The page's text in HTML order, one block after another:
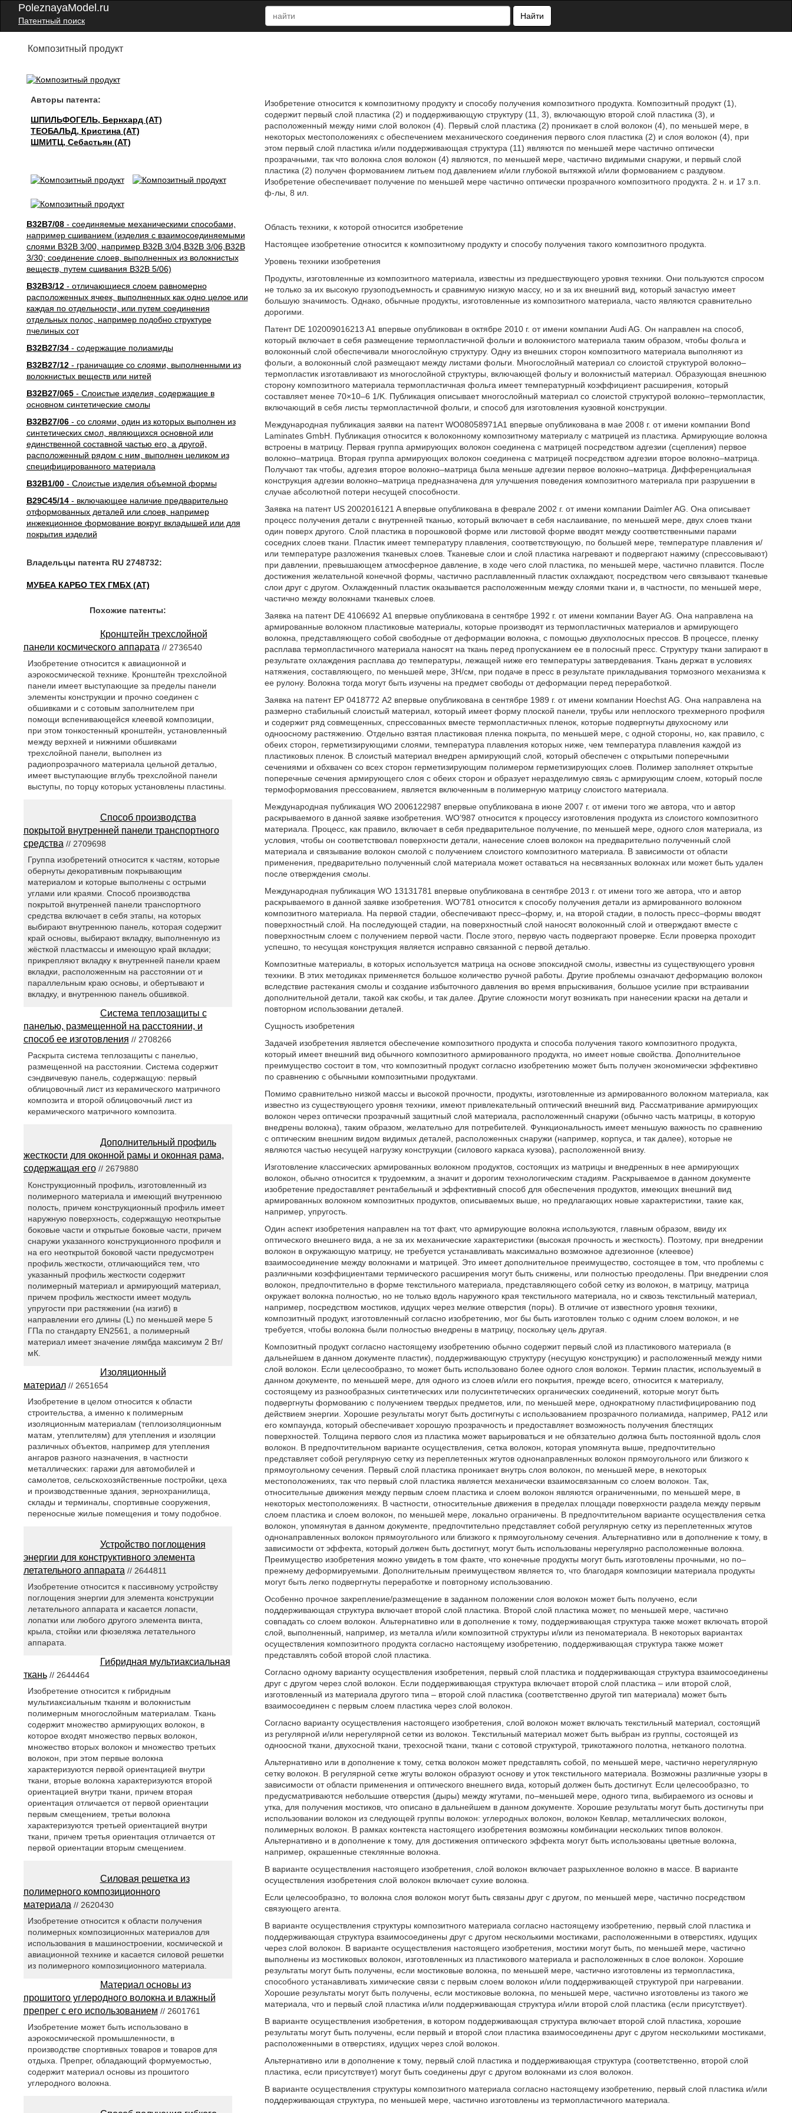
PoleznayaModel.ru
Патентный поиск
Найти
Композитный продукт
Авторы патента:
ШПИЛЬФОГЕЛЬ, Бернхард (AT)
ТЕОБАЛЬД, Кристина (AT)
ШМИТЦ, Себастьян (AT)
B32B7/08- соединяемые механическими способами,
например сшиванием (изделия с взаимосоединяемыми
слоями B32B 3/00, например B32B 3/04,B32B 3/06,B32B
3/30; соединение слоев, выполненных из волокнистых
веществ, путем сшивания B32B 5/06)
B32B3/12- отличающиеся слоем равномерно
расположенных ячеек, выполненных как одно целое или
каждая по отдельности, или путем соединения
отдельных полос, например подобно структуре
пчелиных сот
B32B27/34- содержащие полиамиды
B32B27/12- граничащие со слоями, выполненными из
волокнистых веществ или нитей
B32B27/065- Слоистые изделия, содержащие в
основном синтетические смолы
B32B27/06- со слоями, один из которых выполнен из
синтетических смол, являющихся основной или
единственной составной частью его, а другой,
расположенный рядом с ним, выполнен целиком из
специфицированного материала
B32B1/00- Слоистые изделия объемной формы
B29C45/14- включающее наличие предварительно
отформованных деталей или слоев, например
инжекционное формование вокруг вкладышей или для
покрытия изделий
Владельцы патента RU 2748732:
МУБЕА КАРБО ТЕХ ГМБХ (AT)
Изобретение относится к композитному продукту и способу получения композитного продукта. Композитный продукт (1),
содержит первый слой пластика (2) и поддерживающую структуру (11, 3), включающую второй слой пластика (3), и
расположенный между ними слой волокон (4). Первый слой пластика (2) проникает в слой волокон (4), по меньшей мере, в
некоторых местоположениях с обеспечением механического соединения первого слоя пластика (2) и слоя волокон (4), при
этом первый слой пластика и/или поддерживающая структура (11) являются по меньшей мере частично оптически
прозрачными, так что волокна слоя волокон (4) являются, по меньшей мере, частично видимыми снаружи, и первый слой
пластика (2) получен формованием литьем под давлением и/или глубокой вытяжкой и/или формованием с раздувом.
Изобретение обеспечивает получение по меньшей мере частично оптически прозрачного композитного продукта. 2 н. и 17 з.п.
ф-лы, 8 ил.
Область техники, к которой относится изобретение
Настоящее изобретение относится к композитному продукту и способу получения такого композитного продукта.
Уровень техники изобретения
Продукты, изготовленные из композитного материала, известны из предшествующего уровня техники. Они пользуются спросом
не только за их высокую грузоподъемность и сравнимую низкую массу, но и за их внешний вид, который зачастую имеет
большую значимость. Однако, обычные продукты, изготовленные из композитного материала, часто являются сравнительно
дорогими.
Патент DE 102009016213 A1 впервые опубликован в октябре 2010 г. от имени компании Audi AG. Он направлен на способ,
который включает в себя размещение термопластичной фольги и волокнистого материала таким образом, чтобы фольга и
волоконный слой обеспечивали многослойную структуру. Одну из внешних сторон композитного материала выполняют из
фольги, а волоконный слой размещают между листами фольги. Многослойный материал со слоистой структурой волокно–
термопластик изготавливают из многослойной структуры, включающей фольгу и волокнистый материал. Образующая внешнюю
сторону композитного материала термопластичная фольга имеет температурный коэффициент расширения, который
составляет менее 70×10–6 1/K. Публикация описывает многослойный материал со слоистой структурой волокно–термопластик,
включающий в себя листы термопластичной фольги, и способ для изготовления кузовной конструкции.
Международная публикация заявки на патент WO08058971A1 впервые опубликована в мае 2008 г. от имени компании Bond
Laminates GmbH. Публикация относится к волоконному композитному материалу с матрицей из пластика. Армирующие волокна
встроены в матрицу. Первая группа армирующих волокон соединена с матрицей посредством адгезии (сцепления) первое
волокно–матрица. Вторая группа армирующих волокон соединена с матрицей посредством адгезии второе волокно–матрица.
Получают так чтобы, адгезия второе волокно–матрица была меньше адгезии первое волокно–матрица. Дифференциальная
конструкция адгезии волокно–матрица предназначена для улучшения поведения композитного материала при разрушении в
случае абсолютной потери несущей способности.
Заявка на патент US 2002016121 A впервые опубликована в феврале 2002 г. от имени компании Daimler AG. Она описывает
процесс получения детали с внутренней тканью, который включает в себя наслаивание, по меньшей мере, двух слоев ткани
один поверх другого. Слой пластика в порошковой форме или листовой форме вводят между соответственными парами
соседних слоев ткани. Пластик имеет температуру плавления, соответствующую, по большей мере, температуре плавления и/
или температуре разложения тканевых слоев. Тканевые слои и слой пластика нагревают и подвергают нажиму (спрессовывают)
при давлении, превышающем атмосферное давление, в ходе чего слой пластика, по меньшей мере, частично плавится. После
достижения желательной конечной формы, частично расплавленный пластик охлаждают, посредством чего связывают тканевые
слои друг с другом. Охлажденный пластик оказывается расположенным между слоями ткани и, в частности, по меньшей мере,
частично между волокнами тканевых слоев.
Заявка на патент DE 4106692 А1 впервые опубликована в сентябре 1992 г. от имени компании Bayer AG. Она направлена на
армированные волокном пластиковые материалы, которые производят из термопластичных материалов и армирующего
волокна, представляющего собой свободные от деформации волокна, с помощью двухполосных прессов. В процессе, пленку
расплава термопластичного материала наносят на ткань перед пропусканием ее в полосный пресс. Структуру ткани запирают в
результате охлаждения расплава до температуры, лежащей ниже его температуры затвердевания. Ткань держат в условиях
натяжения, составляющего, по меньшей мере, 3Н/см, при подаче в пресс в результате прикладывания тормозного механизма к
ее рулону. Волокна тогда могут быть изучены на предмет свободы от деформации перед переработкой.
Заявка на патент EP 0418772 А2 впервые опубликована в сентябре 1989 г. от имени компании Hoechst AG. Она направлена на
размерно стабильный слоистый материал, который имеет форму плоской панели, трубы или неплоского трехмерного профиля
и содержит ряд совмещенных, спрессованных вместе термопластичных пленок, которые подвергнуты двухосному или
одноосному растяжению. Отдельно взятая пластиковая пленка покрыта, по меньшей мере, с одной стороны, но, как правило, с
обеих сторон, герметизирующими слоями, температура плавления которых ниже, чем температура плавления каждой из
пластиковых пленок. В слоистый материал внедрен армирующий слой, который обеспечен c открытыми поперечными
сечениями и обхвачен со всех сторон герметизирующим полимером герметизирующих слоев. Полимер заполняет открытые
поперечные сечения армирующего слоя с обеих сторон и образует неразделимую связь с армирующим слоем, который после
термоформования прессованием, является включенным в полимерную матрицу слоистого материала.
Международная публикация WO 2006122987 впервые опубликована в июне 2007 г. от имени того же автора, что и автор
раскрываемого в данной заявке изобретения. WO’987 относится к процессу изготовления продукта из слоистого композитного
материала. Процесс, как правило, включает в себя предварительное получение, по меньшей мере, одного слоя материала, из
условия, чтобы он соответствовал поверхности детали, нанесение слоев волокон на предварительно полученный слой
материала и связывание волокон смолой с получением слоистого композитного материала. В зависимости от области
применения, предварительно полученный слой материала может оставаться на несвязанных волокнах или может быть удален
после отверждения смолы.
Международная публикация WO 13131781 впервые опубликована в сентябре 2013 г. от имени того же автора, что и автор
раскрываемого в данной заявке изобретения. WO’781 относится к способу получения детали из армированного волокном
композитного материала. На первой стадии, обеспечивают пресс–форму, и, на второй стадии, в полость пресс–формы вводят
поверхностный слой. На последующей стадии, на поверхностный слой наносят волоконный слой и отверждают вместе с
поверхностным слоем с получением первой части. После этого, первую часть подвергают проверке. Если проверка проходит
успешно, то несущая конструкция является исправно связанной с первой деталью.
Композитные материалы, в которых используется матрица на основе эпоксидной смолы, известны из существующего уровня
техники. В этих методиках применяется большое количество ручной работы. Другие проблемы означают деформацию волокон
вследствие растекания смолы и создание избыточного давления во время впрыскивания, большое усилие при встраивании
дополнительной детали, такой как скобы, и так далее. Другие сложности могут возникать при нанесении краски на детали и
повторном использовании деталей.
Сущность изобретения
Задачей изобретения является обеспечение композитного продукта и способа получения такого композитного продукта,
который имеет внешний вид обычного композитного армированного продукта, но имеет новые свойства. Дополнительное
преимущество состоит в том, что композитный продукт согласно изобретению может быть получен экономически эффективно
по сравнению с обычными композитными продуктами.
Помимо сравнительно низкой массы и высокой прочности, продукты, изготовленные из армированного волокном материала, как
известно из существующего уровня техники, имеют привлекательный оптический внешний вид. Рассматривание армирующих
волокон через оптически прозрачный защитный слой материала, расположенный снаружи (обычно часть матрицы, в которую
внедрены волокна), таким образом, желательно для потребителей. Функциональность имеет меньшую важность по сравнению
с оптическим внешним видом видимых деталей, расположенных снаружи (например, корпуса, и так далее), которые не
являются частью несущей нагрузку конструкции (силового каркаса кузова), расположенной внизу.
Изготовление классических армированных волокном продуктов, состоящих из матрицы и внедренных в нее армирующих
волокон, обычно относится к трудоемким, а значит и дорогим технологическим стадиям. Раскрываемое в данном документе
изобретение предоставляет рентабельный и эффективный способ для обеспечения продуктов, имеющих внешний вид
армированных волокном композитных продуктов, описываемых выше, но предлагающих новые характеристики, такие как,
например, упругость.
Один аспект изобретения направлен на тот факт, что армирующие волокна используются, главным образом, ввиду их
оптического внешнего вида, а не за их механические характеристики (высокая прочность и жесткость). Поэтому, при внедрении
волокон в окружающую матрицу, не требуется устанавливать максимально возможное адгезионное (клеевое)
взаимосоединение между волокнами и матрицей. Это имеет дополнительное преимущество, состоящее в том, что проблемы с
различными коэффициентами термического расширения могут быть снижены, или полностью преодолены. При внедрении слоя
волокон, предпочтительно в форме текстильного материала, представляющего собой сетку из волокон, в матрицу, матрица
окружает волокна полностью, но не только вдоль наружного края текстильного материала, но и сквозь текстильный материал,
например, посредством мостиков, идущих через мелкие отверстия (поры). В отличие от известного уровня техники,
композитный продукт, изготовленный согласно изобретению, мог бы быть изготовлен только с одним слоем волокон, и не
требуется, чтобы волокна были полностью внедрены в матрицу, поскольку цель другая.
Композитный продукт согласно настоящему изобретению обычно содержит первый слой из пластикового материала (в
дальнейшем в данном документе пластик), поддерживающую структуру (несущую конструкцию) и расположенный между ними
слой волокон. Если целесообразно, то может быть использовано более одного слоя волокон. Термин пластик, используемый в
данном документе, по меньшей мере, для одного из слоев и/или его покрытия, прежде всего, относится к материалу,
состоящему из разнообразных синтетических или полусинтетических органических соединений, которые могут быть
подвергнуты формованию с получением твердых предметов, или, по меньшей мере, однократному пластифицированию под
действием энергии. Хорошие результаты могут быть достигнуты с использованием прозрачного полиамида, например, PA12 или
его компаунда, который обеспечивает хорошую прозрачность и предоставляет возможность получения блестящих
поверхностей. Толщина первого слоя из пластика может варьироваться и не обязательно должна быть постоянной вдоль слоя
волокон. В предпочтительном варианте осуществления, сетка волокон, которая упомянута выше, предпочтительно
представляет собой регулярную сетку из переплетенных жгутов однонаправленных волокон прямоугольного или близкого к
прямоугольному сечения. Первый слой пластика проникает внутрь слоя волокон, по меньшей мере, в некоторых
местоположениях, так что первый слой пластика является механически взаимосвязанным со слоем волокон. Так,
относительные движения между первым слоем пластика и слоем волокон являются ограниченными, по меньшей мере, в
некоторых местоположениях. В частности, относительные движения в пределах площади поверхности раздела между первым
слоем пластика и слоем волокон, по меньшей мере, локально ограничены. В предпочтительном варианте осуществления сетка
волокон, упомянутая в данном документе, предпочтительно представляет собой регулярную сетку из переплетенных жгутов
однонаправленных волокон прямоугольного или близкого к прямоугольному сечения. Альтернативно или в дополнение к тому, в
зависимости от эффекта, который должен быть достигнут, могут быть использованы нерегулярно расположенные волокна.
Преимущество изобретения можно увидеть в том факте, что конечные продукты могут быть изготовлены прочными, но по–
прежнему деформируемыми. Дополнительным преимуществом является то, что благодаря композиции материала продукты
могут быть легко подвергнуты переработке и повторному использованию.
Особенно прочное закрепление/размещение в заданном положении слоя волокон может быть получено, если
поддерживающая структура включает второй слой пластика. Второй слой пластика может, по меньшей мере, частично
совпадать со слоем волокон. Альтернативно или в дополнение к тому, поддерживающая структура также может включать второй
слой, выполненный, например, из металла и/или композитной структуры и/или из пеноматериала. В некоторых вариантах
осуществления композитного продукта согласно настоящему изобретению, поддерживающая структура также может
представлять собой второй слой пластика.
Согласно одному варианту осуществления изобретения, первый слой пластика и поддерживающая структура взаимосоединены
друг с другом через слой волокон. Если поддерживающая структура включает второй слой пластика – или второй слой,
изготовленный из материала другого типа – второй слой пластика (соответственно другой тип материала) может быть
взаимосоединен с первым слоем пластика через слой волокон.
Согласно варианту осуществления настоящего изобретения, слой волокон может включать текстильный материал, состоящий
из регулярной и/или нерегулярной сетки из волокон. Текстильный материал может быть выбран из группы, состоящей из
одноосной ткани, двухосной ткани, трехосной ткани, ткани с сотовой структурой, трикотажного полотна, нетканого полотна.
Альтернативно или в дополнение к тому, сетка волокон может представлять собой, по меньшей мере, частично нерегулярную
сетку волокон. В регулярной сетке жгуты волокон образуют основу и уток текстильного материала. Возможны различные узоры в
зависимости от области применения и оптического внешнего вида, который должен быть достигнут. Если целесообразно, то
предусматриваются небольшие отверстия (дыры) между жгутами, по–меньшей мере, одного типа, выбираемого из основы и
утка, для получения мостиков, что описано в дальнейшем в данном документе. Хорошие результаты могут быть достигнуты при
использовании волокон из следующей группы волокон: углеродных волокон, волокон Кевлар, металлических волокон,
полимерных волокон. В рамках контекста настоящего изобретения возможны комбинации нескольких типов волокон.
Альтернативно и в дополнение к тому, для достижения оптического эффекта могут быть использованы цветные волокна,
например, окрашенные стеклянные волокна.
В варианте осуществления настоящего изобретения, слой волокон включает разрыхленное волокно в массе. В варианте
осуществления изобретения слой волокон включает сухие волокна.
Если целесообразно, то волокна слоя волокон могут быть связаны друг с другом, по меньшей мере, частично посредством
связующего агента.
В варианте осуществления структуры композитного материала согласно настоящему изобретению, первый слой пластика и
поддерживающая структура взаимосоединены друг с другом несколькими мостиками, расположенными в отверстиях, идущих
через слой волокон. В варианте осуществления настоящего изобретения, мостики могут быть, по меньшей мере, частично
выполнены из мостиковых волокон, изготовленных из пластикового материала и расположенных в слое волокон. Хорошие
результаты могут быть получены, если мостиковые волокна, по меньшей мере, частично изготовлены из термопластика,
способного устанавливать химические связи с первым слоем волокон и/или поддерживающей структурой при нагревании.
Хорошие результаты могут быть получены, если мостиковые волокна, по меньшей мере, частично изготовлены из такого же
материала, что и первый слой пластика и/или поддерживающая структура и/или второй слой пластика (если присутствует).
В варианте осуществления изобретения, в котором поддерживающая структура включает второй слой пластика, хорошие
результаты могут быть получены, если первый и второй слои пластика взаимосоединены друг с другом несколькими мостиками,
расположенными в отверстиях, идущих через слой волокон.
Альтернативно или в дополнение к тому, первый слой пластика и поддерживающая структура (соответственно, второй слой
пластика, если присутствует) могут быть соединены друг с другом волокнами из слоя волокон.
В варианте осуществления структуры композитного материала согласно настоящему изобретению, первый слой пластика и/или
поддерживающая структура, по меньшей мере, частично изготовлены из термопластичного материала.
Похожие патенты:
Кронштейн трехслойной
панели космического аппарата // 2736540
Изобретение относится к авиационной и
аэрокосмической технике. Кронштейн трехслойной
панели имеет выступающие за пределы панели
элементы конструкции и прочно соединен с
обшивками и с сотовым заполнителем при
помощи вспенивающейся клеевой композиции,
при этом тонкостенный кронштейн, установленный
между верхней и нижними обшивками
трехслойной панели, выполнен из
радиопрозрачного материала цельной деталью,
имеет выступающие вглубь трехслойной панели
выступы, по торцу которых установлены пластины.
Способ производства
покрытой внутренней панели транспортного
средства // 2709698
Группа изобретений относится к частям, которые
обернуты декоративным покрывающим
материалом и которые выполнены с острыми
углами или краями. Способ производства
покрытой внутренней панели транспортного
средства включает в себя этапы, на которых
выбирают внутреннюю панель, которая содержит
край основы, выбирают вкладку, выполненную из
жёсткой пластмассы и имеющую край вкладки;
прикрепляют вкладку к внутренней панели краем
вкладки, расположенным на расстоянии от и
параллельным краю основы, и обертывают и
вкладку, и внутреннюю панель обшивкой.
Система теплозащиты с
панелью, размещенной на расстоянии, и
способ ее изготовления // 2708266
Раскрыта система теплозащиты с панелью,
размещенной на расстоянии. Система содержит
сэндвичевую панель, содержащую: первый
облицовочный лист из керамического матричного
композита и второй облицовочный лист из
керамического матричного композита.
Дополнительный профиль
жесткости для оконной рамы и оконная рама,
содержащая его// 2679880
Конструкционный профиль, изготовленный из
полимерного материала и имеющий внутреннюю
полость, причем конструкционный профиль имеет
наружную поверхность, содержащую неоткрытые
боковые части и открытые боковые части, причем
снаружи указанного конструкционного профиля и
на его неоткрытой боковой части предусмотрен
профиль жесткости, отличающийся тем, что
указанный профиль жесткости содержит
полимерный материал и армирующий материал,
причем профиль жесткости имеет модуль
упругости при растяжении (на изгиб) в
направлении его длины (L) по меньшей мере 5
ГПа по стандарту EN2561, а полимерный
материал имеет значение лямбда максимум 2 Вт/
мК.
Изоляционный
материал// 2651654
Изобретение в целом относится к области
строительства, а именно к полимерным
изоляционным материалам (теплоизоляционным
матам, утеплителям) для утепления и изоляции
различных объектов, например для утепления
ангаров разного назначения, в частности
металлических: гаражи для автомобилей и
самолетов, сельскохозяйственные постройки, цеха
и производственные здания, зернохранилища,
склады и терминалы, спортивные сооружения,
переносные жилые помещения и тому подобное.
Устройство поглощения
энергии для конструктивного элемента
летательного аппарата // 2644811
Изобретение относится к пассивному устройству
поглощения энергии для элемента конструкции
летательного аппарата и касается лопасти,
лопатки или любого другого элемента винта,
крыла, стойки или фюзеляжа летательного
аппарата.
Гибридная мультиаксиальная
ткань// 2644464
Изобретение относится к гибридным
мультиаксиальным тканям и волокнистым
полимерным многослойным материалам. Ткань
содержит множество армирующих волокон, в
которое входят множество первых волокон,
множество вторых волокон и множество третьих
волокон, при этом первые волокна
характеризуются первой ориентацией внутри
ткани, вторые волокна характеризуются второй
ориентацией внутри ткани, причем вторая
ориентация отличается от первой ориентации
первым смещением, третьи волокна
характеризуются третьей ориентацией внутри
ткани, причем третья ориентация отличается от
первой ориентации вторым смещением.
Силовая решетка из
полимерного композиционного
материала // 2620430
Изобретение относится к области получения
полимерных композиционных материалов для
использования в машиностроении, космической и
авиационной технике и касается силовой решетки
из полимерного композиционного материала.
Материал основы из
прошитого углеродного волокна и влажный
препрег с его использованием // 2601761
Изобретение может быть использовано в
аэрокосмической промышленности, в
производстве спортивных товаров и товаров для
отдыха. Препрег, обладающий формуемостью,
содержит материал основы из прошитого
углеродного волокна.